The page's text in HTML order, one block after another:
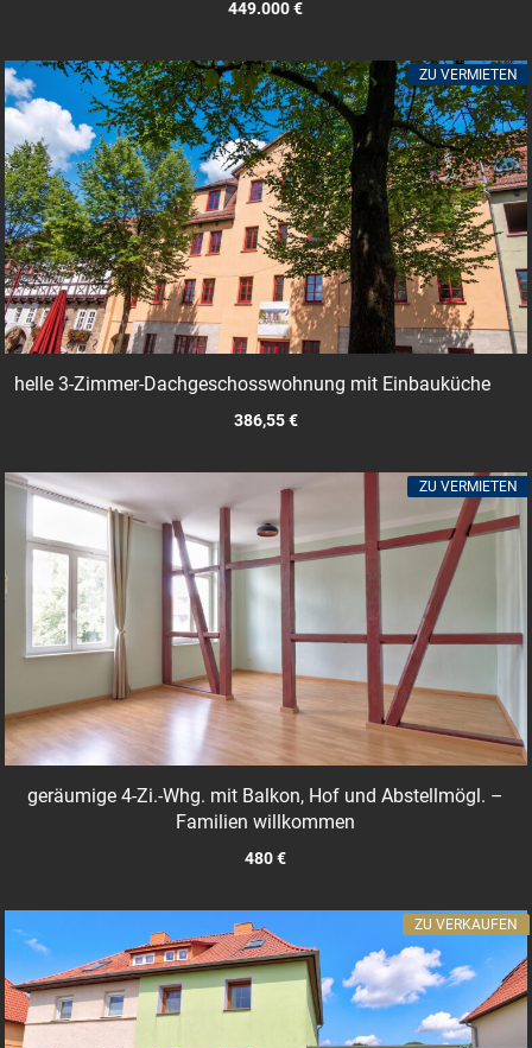
449.000 €
helle 3-Zimmer-Dachgeschosswohnung mit Einbauküche
386,55 €
ZU VERMIETEN
geräumige 4-Zi.-Whg. mit Balkon, Hof und Abstellmögl. –
Familien willkommen
480 €
ZU VERMIETEN
ZU VERKAUFEN